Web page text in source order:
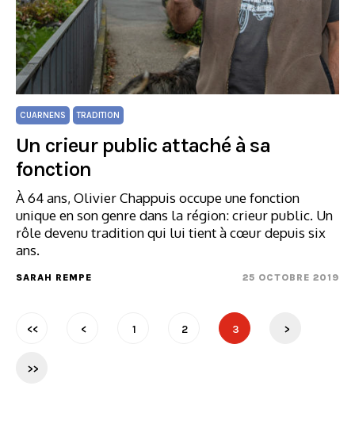
CUARNENS TRADITION
Un crieur public attaché à sa
fonction
À 64 ans, Olivier Chappuis occupe une fonction
unique en son genre dans la région: crieur public. Un
rôle devenu tradition qui lui tient à cœur depuis six
ans.
SARAH REMPE 25 OCTOBRE 2019
<< < 1 2 3 >
>>